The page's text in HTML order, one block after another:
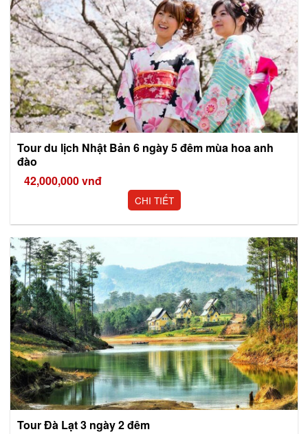
Tour du lịch Nhật Bản 6 ngày 5 đêm mùa hoa anh
đào
42,000,000vnđ
CHI TIẾT
Tour Đà Lạt 3 ngày 2 đêm